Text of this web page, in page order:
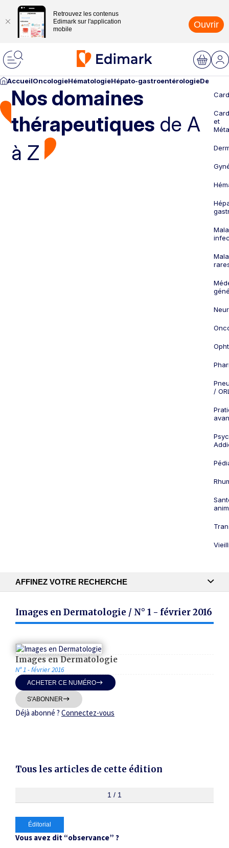
Retrouvez les contenus
Edimark sur l'application
mobile
Ouvrir
AccueilOncologieHématologieHépato-gastroentérologie
Nos domaines
thérapeutiques de A
à Z
et
/
AFFINEZ VOTRE RECHERCHE
Publication
Thématiques
Dates
au
RECHERCHER
Images en Dermatologie / N° 1 - février 2016
Images en Dermatologie
N° 1 - février 2016
ACHETER CE NUMÉRO
S'ABONNER
Déjà abonné ? Connectez-vous
Tous les articles de cette édition
1 / 1
Éditorial
Vous avez dit “observance” ?